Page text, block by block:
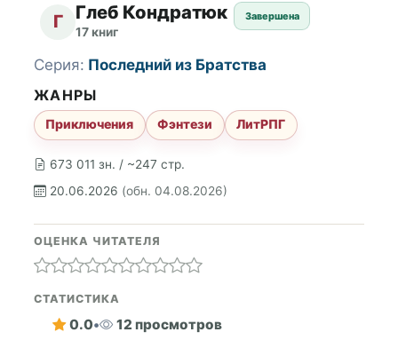
Г Глеб Кондратюк
17 книг
Завершена
673 011 зн. / ~247 стр.
20.06.2026 (обн. 04.08.2026)
Серия: Последний из Братства
ЖАНРЫ
Приключения Фэнтези ЛитРПГ
ОЦЕНКА ЧИТАТЕЛЯ
СТАТИСТИКА
0.0• 12 просмотров